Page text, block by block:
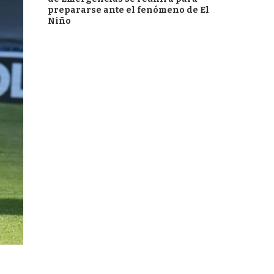
prepararse ante el fenómeno de El
Niño